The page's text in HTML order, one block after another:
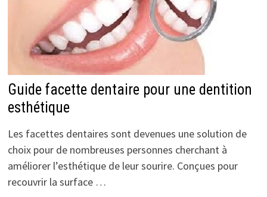
Guide facette dentaire pour une dentition
esthétique
Les facettes dentaires sont devenues une solution de
choix pour de nombreuses personnes cherchant à
améliorer l’esthétique de leur sourire. Conçues pour
recouvrir la surface …